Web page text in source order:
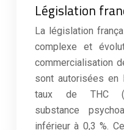
Législation
La législation
complexe et
commercialisation
sont autorisées en
taux de THC
substance
inférieur à 0,3 %.